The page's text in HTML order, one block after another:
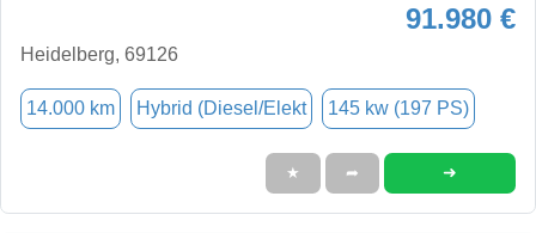
91.980 €
Heidelberg, 69126
14.000 km Hybrid (Diesel/Elekt 145 kw (197 PS)
★ ➦ ➜